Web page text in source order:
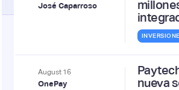
José Caparroso
August 16
OnePay
nueva